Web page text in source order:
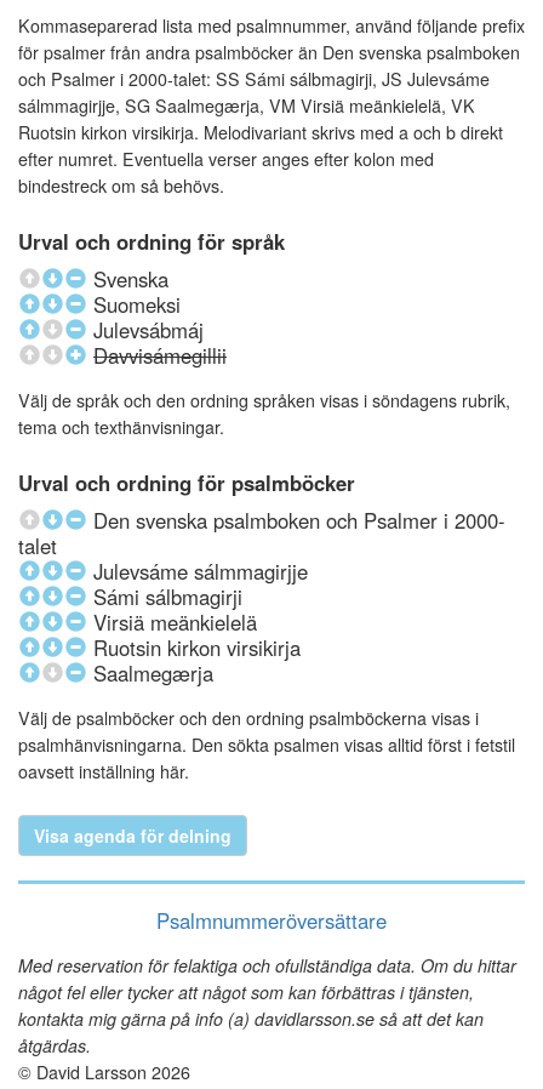
Kommaseparerad lista med psalmnummer, använd följande prefix
för psalmer från andra psalmböcker än Den svenska psalmboken
och Psalmer i 2000-talet: SS Sámi sálbmagirji, JS Julevsáme
sálmmagirjje, SG Saalmegærja, VM Virsiä meänkielelä, VK
Ruotsin kirkon virsikirja. Melodivariant skrivs med a och b direkt
efter numret. Eventuella verser anges efter kolon med
bindestreck om så behövs.
Urval och ordning för språk
Svenska
Suomeksi
Julevsábmáj
Davvisámegillii
Välj de språk och den ordning språken visas i söndagens rubrik,
tema och texthänvisningar.
Urval och ordning för psalmböcker
Den svenska psalmboken och Psalmer i 2000-
talet
Julevsáme sálmmagirjje
Sámi sálbmagirji
Virsiä meänkielelä
Ruotsin kirkon virsikirja
Saalmegærja
Välj de psalmböcker och den ordning psalmböckerna visas i
psalmhänvisningarna. Den sökta psalmen visas alltid först i fetstil
oavsett inställning här.
Visa agenda för delning
Psalmnummeröversättare
Med reservation för felaktiga och ofullständiga data. Om du hittar
något fel eller tycker att något som kan förbättras i tjänsten,
kontakta mig gärna på info (a) davidlarsson.se så att det kan
åtgärdas.
© David Larsson 2026